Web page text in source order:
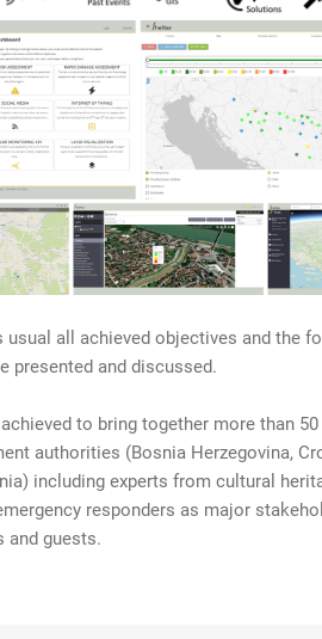
usual all achieved objectives and the
presented and discussed.
to bring together more than
authorities (Bosnia Herzegovina,
including experts from cultural
responders as major
and guests.